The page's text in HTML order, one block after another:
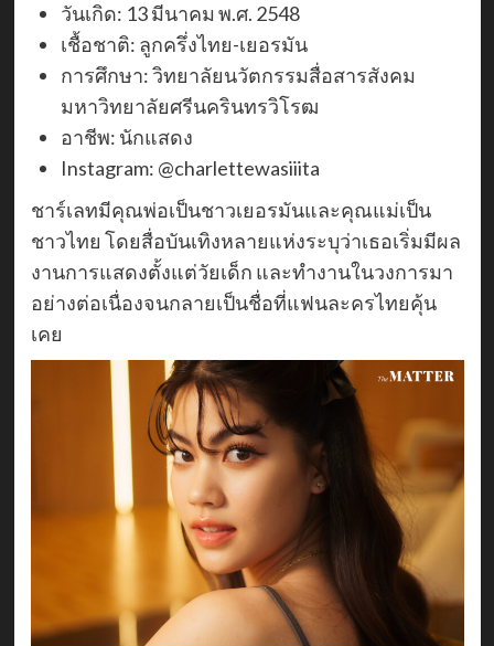
วันเกิด: 13 มีนาคม พ.ศ. 2548
เชื้อชาติ: ลูกครึ่งไทย-เยอรมัน
การศึกษา: วิทยาลัยนวัตกรรมสื่อสารสังคม
มหาวิทยาลัยศรีนครินทรวิโรฒ
อาชีพ: นักแสดง
Instagram: @charlettewasiiita
ชาร์เลทมีคุณพ่อเป็นชาวเยอรมันและคุณแม่เป็น
ชาวไทย โดยสื่อบันเทิงหลายแห่งระบุว่าเธอเริ่มมีผล
งานการแสดงตั้งแต่วัยเด็ก และทำงานในวงการมา
อย่างต่อเนื่องจนกลายเป็นชื่อที่แฟนละครไทยคุ้น
เคย